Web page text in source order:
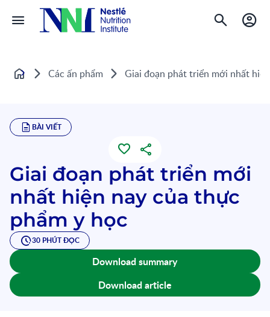
Home Các ấn phẩm Giai đoạn phát triển mới nhất
BÀI VIẾT
Giai đoạn phát triển mới
nhất hiện nay của thực
phẩm y học
30 PHÚT ĐỌC
Download summary
Download article